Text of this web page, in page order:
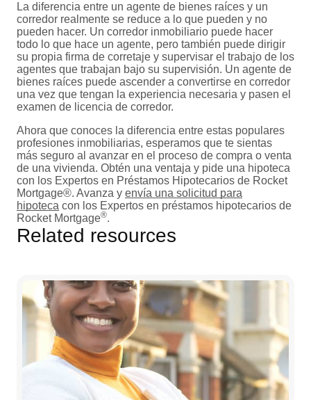
La diferencia entre un agente de bienes raíces y un
corredor realmente se reduce a lo que pueden y no
pueden hacer. Un corredor inmobiliario puede hacer
todo lo que hace un agente, pero también puede dirigir
su propia firma de corretaje y supervisar el trabajo de los
agentes que trabajan bajo su supervisión. Un agente de
bienes raíces puede ascender a convertirse en corredor
una vez que tengan la experiencia necesaria y pasen el
examen de licencia de corredor.
Ahora que conoces la diferencia entre estas populares
profesiones inmobiliarias, esperamos que te sientas
más seguro al avanzar en el proceso de compra o venta
de una vivienda. Obtén una ventaja y pide una hipoteca
con los Expertos en Préstamos Hipotecarios de Rocket
Mortgage®. Avanza y envía una solicitud para
hipoteca con los Expertos en préstamos hipotecarios de
Rocket Mortgage®.
Related resources